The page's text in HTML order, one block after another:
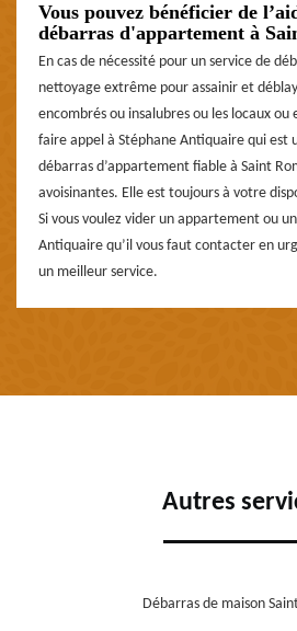
Vous pouvez bénéficier de
débarras d'appartement à
En cas de nécessité pour un service de
nettoyage extrême pour assainir et
encombrés ou insalubres ou les locaux ou
faire appel à Stéphane Antiquaire qui est
débarras d’appartement fiable à Saint
avoisinantes. Elle est toujours à votre
Si vous voulez vider un appartement ou
Antiquaire qu’il vous faut contacter en
un meilleur service.
Autres
Débarras de maison